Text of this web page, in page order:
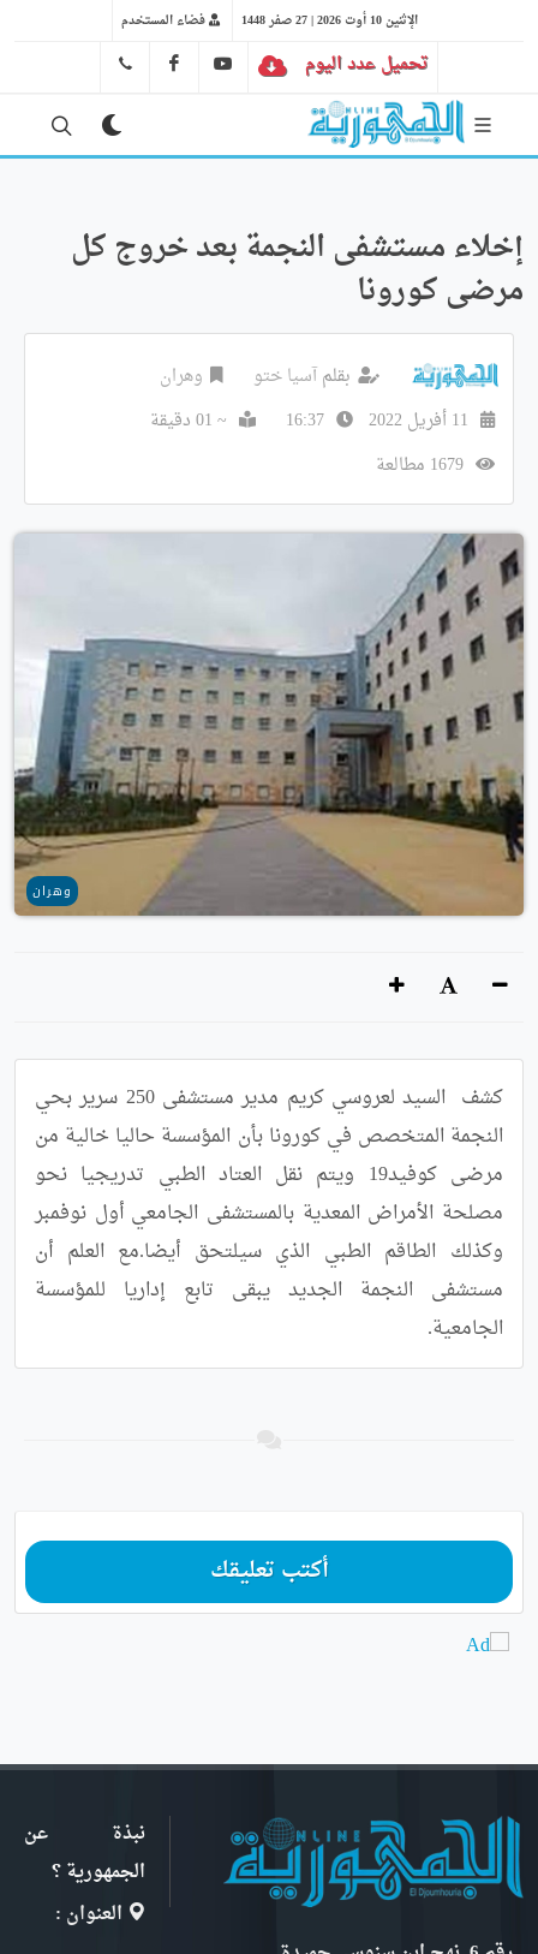
الإثنين 10 أوت 2026 | 27 صفر 1448 فضاء المستخدم
تحميل عدد اليوم YT
FB
إخلاء مستشفى النجمة بعد خروج كل
مرضى كورونا
بقلمآسيا ختو
وهران
~ 01 دقيقة
وهران
مصلحة الأمراض المعدية بالمستشفى الجامعي أول نوفمبر
الجامعية.
أكتب تعليقك
نبذة عن
الجمهورية ؟
العنوان :